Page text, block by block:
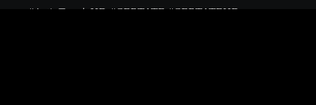
#セルテートHD #CERTATE #CERTATEHD